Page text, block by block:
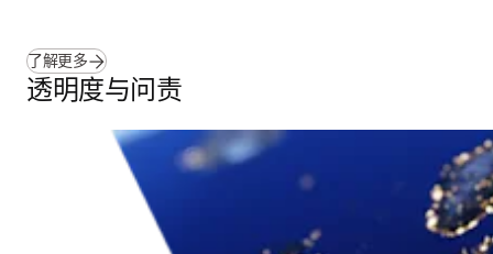
了解更多
透明度与问责